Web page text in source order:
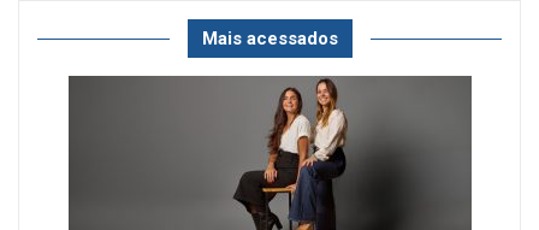
Mais acessados